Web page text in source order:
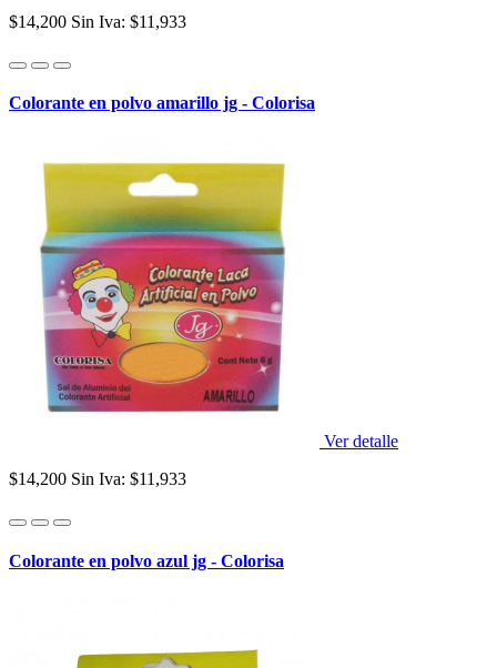
$14,200 Sin Iva: $11,933
Colorante en polvo amarillo jg - Colorisa
Ver detalle
$14,200 Sin Iva: $11,933
Colorante en polvo azul jg - Colorisa